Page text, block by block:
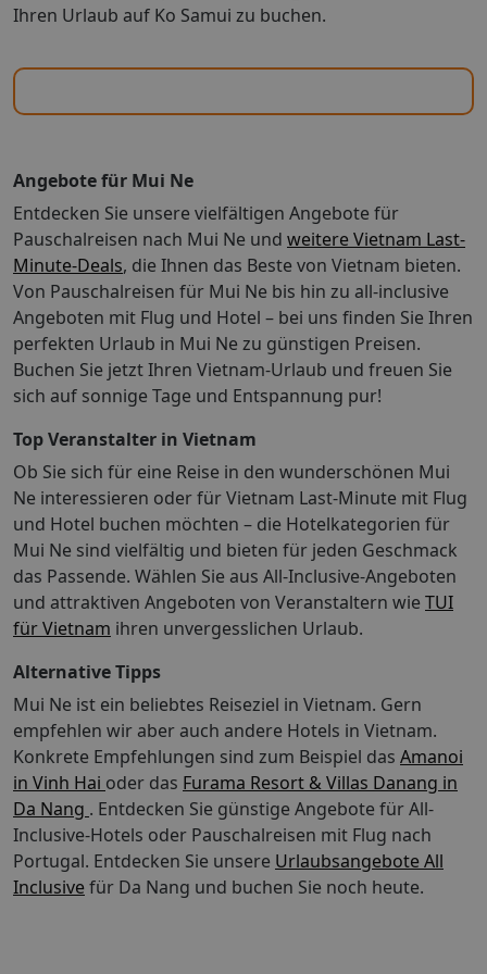
der 64 klimatisierten Zimmer mit Minibar und
eigene Balkone. Ein WLAN-Internetzugang (kostenlos)
Badezimmer mit Duschen vorhanden, die über
12 Uhr Unterbringung: Zimmer, Poolblick: 1 Queen-
Bett oder 2 Einzelbetten30 Quadratmeter großes
Zimmer, Balkon mit Blick auf den GartenInternet -
Kostenloses WLAN Unterhaltung - Flachbildfernseher
mit KabelempfangEssen & Trinken - Wasserkocher für
Tee und Kaffee, Minibar, Zimmerservice und
kostenloses MineralwasserSchlafen -
Verdunkelungsvorhänge Badezimmer - Eigenes
Badezimmer mit Dusche, Hausschuhen und
kostenlosen ToilettenartikelnPraktisches - Safe,
Schreibtisch und Telefon; Zustellbetten sind auf Anfrage
erhältlichKomfort - Klimaanlage und tägliche
ZimmerreinigungNichtraucher Unterbringung: Zimmer,
Gartenblick: 1 Queen-Bett oder 2 Einzelbetten35
Quadratmeter großes Zimmer, Balkon mit Blick auf den
GartenInternet - Kostenloses WLAN Unterhaltung -
Flachbildfernseher mit KabelempfangEssen & Trinken -
Wasserkocher für Tee und Kaffee, Minibar,
Zimmerservice und kostenloses MineralwasserSchlafen
- Verdunkelungsvorhänge Badezimmer - Eigenes
Badezimmer mit Dusche, Hausschuhen und
kostenlosen ToilettenartikelnPraktisches - Safe,
Schreibtisch und Telefon; Zustellbetten sind auf Anfrage
erhältlichKomfort - Klimaanlage und tägliche
ZimmerreinigungNichtraucher Unterbringung:
Bungalow, Meerblick: 1 Queen-Bett oder 2
Einzelbetten40 Quadratmeter großes Zimmer, Balkon
mit Blick aufs MeerInternet - Kostenloses WLAN
Unterhaltung - Flachbildfernseher mit
KabelempfangEssen & Trinken - Kaffee-/Teekocher,
Dezember, 09:00 Uhr - 18:00 Uhr, gegen Gebühr Sport
1Finnische SaunaMassagen: Fremdanbieter, klassische
Massage, Fußreflexzonenmassage: Fremdanbieter,
Thaimassage, Hotstone
MassageBeauty-/Kosmetikcenter "Beauty salon":
Fremdanbieter, Beauty-/Kosmetikanwendungen:
Gesichtsbehandlung, Maniküre, Pediküre Für Kinder:
Für Familien Kinderpool: integrierter Kinder/Babypool
KINDER Kindermenü So wohnen Sie: Deluxe Beach
Front Room (DZM1), Doppelzimmer, im
Nebengebäude, erste Strandreihe, Meerblick, Blick auf
Gesamtanzahl der Räume in diesem Zimmertyp: 1,
Aufteilung wie folgt: kombiniertes
Wohn-/Schlafzimmer, 1 King Size Bett (180x200cm),
Babybett: ohne Gebühr, Anfrage notwendig,
Klimaanlage: ohne Gebühr, individuell regelbar, kalt,
warm, Fußboden: Fliesenboden, Safe: ohne Gebühr,
Deckenventilator, Schreibtisch, Kaffee-/Teezubereiter,
Wasserkocher, Minibar: gegen Gebühr, Telefon,
Internet: WLAN/WiFi: ohne Gebühr, Breitband-
Deutsche Welle, Kabel-TV, Roomservice: gegen Gebühr,
Dusche, WC, Slipper, Föhn, Balkon oder Terrasse: mit
SitzgelegenheitDeluxe Gardenview Room (DZX1),
Doppelzimmer, im Nebengebäude, Gartenseite,
Gartenblick, ca. 32 - 32 m², letzte Teilrenovierung 2015,
Gesamtanzahl der Räume in diesem Zimmertyp: 1,
Aufteilung wie folgt: kombiniertes
Wohn-/Schlafzimmer, 1 King Size Bett (180x200cm),
Babybett: ohne Gebühr, Anfrage notwendig,
Klimaanlage: ohne Gebühr, individuell regelbar, kalt,
Ihren Urlaub auf Ko Samui zu buchen.
Angebote für Mui Ne
Entdecken Sie unsere vielfältigen Angebote für
Pauschalreisen nach Mui Ne und weitere Vietnam Last-
Minute-Deals, die Ihnen das Beste von Vietnam bieten.
Von Pauschalreisen für Mui Ne bis hin zu all-inclusive
Angeboten mit Flug und Hotel – bei uns finden Sie Ihren
perfekten Urlaub in Mui Ne zu günstigen Preisen.
Buchen Sie jetzt Ihren Vietnam-Urlaub und freuen Sie
sich auf sonnige Tage und Entspannung pur!
Top Veranstalter in Vietnam
Ob Sie sich für eine Reise in den wunderschönen Mui
Ne interessieren oder für Vietnam Last-Minute mit Flug
und Hotel buchen möchten – die Hotelkategorien für
Mui Ne sind vielfältig und bieten für jeden Geschmack
das Passende. Wählen Sie aus All-Inclusive-Angeboten
und attraktiven Angeboten von Veranstaltern wie TUI
für Vietnam ihren unvergesslichen Urlaub.
Alternative Tipps
Mui Ne ist ein beliebtes Reiseziel in Vietnam. Gern
empfehlen wir aber auch andere Hotels in Vietnam.
Konkrete Empfehlungen sind zum Beispiel das Amanoi
in Vinh Hai oder das Furama Resort & Villas Danang in
Da Nang . Entdecken Sie günstige Angebote für All-
Inclusive-Hotels oder Pauschalreisen mit Flug nach
Portugal. Entdecken Sie unsere Urlaubsangebote All
Inclusivefür Da Nang und buchen Sie noch heute.